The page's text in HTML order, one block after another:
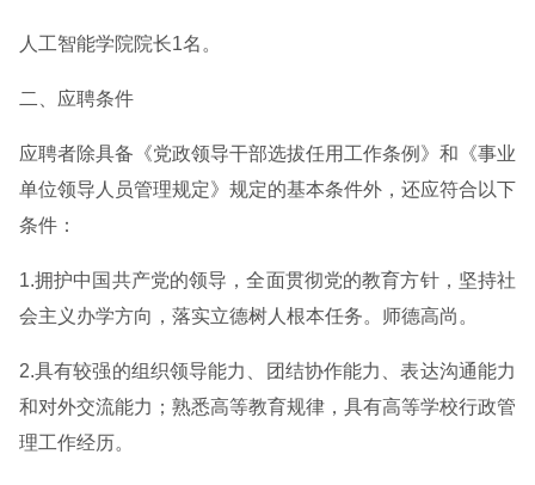
人工智能学院院长1名。
二、应聘条件
应聘者除具备《党政领导干部选拔任用工作条例》和《事业
单位领导人员管理规定》规定的基本条件外，还应符合以下
条件：
1.拥护中国共产党的领导，全面贯彻党的教育方针，坚持社
会主义办学方向，落实立德树人根本任务。师德高尚。
2.具有较强的组织领导能力、团结协作能力、表达沟通能力
和对外交流能力；熟悉高等教育规律，具有高等学校行政管
理工作经历。